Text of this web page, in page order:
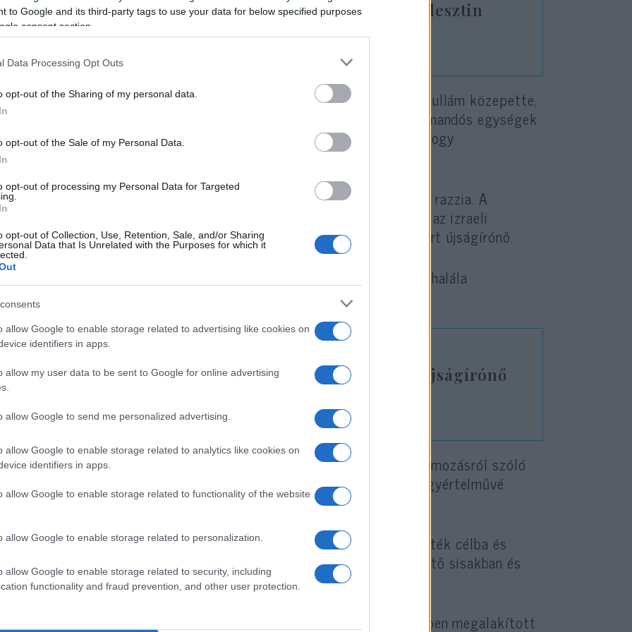
to Google and its third-party tags to use your data for below specified purposes
consent section.
Data Processing Opt Outs
opt-out of the Sharing of my personal data.
opt-out of the Sale of my Personal Data.
opt-out of processing my Personal Data for Targeted
opt-out of Collection, Use, Retention, Sale, and/or Sharing
Data that Is Unrelated with the Purposes for which it
allow Google to enable storage related to advertising like cookies on
identifiers in apps.
allow my user data to be sent to Google for online advertising
allow Google to send me personalized advertising.
allow Google to enable storage related to analytics like cookies on
identifiers in apps.
allow Google to enable storage related to functionality of the website
allow Google to enable storage related to personalization.
allow Google to enable storage related to security, including
functionality and fraud prevention, and other user protection.
Valószínüleg izraeli golyó okozta a palesztin
Aklát tavaly májusban lőtték agyon a márciusban kezdődött terrorhullám közepette,
számos izraeli várost és települést ért támadás. Katonai kommandós egységek
be Ciszjordánia északi részén, Dzsenínben a menekülttáborba, hogy
terrortevékenységgel gyanúsított palesztinokat.
palesztinokat nem találták meg, s a vártnál tovább tartott a razzia. A
elhagyásakor tűzharc tört ki palesztin fegyveresekkel, s az izraeli
szerint ezek során a került kereszttűzbe az arab világban ismert újságírónő.
az FBI úgy
, hogy saját vizsgálatot indít Abu Akla halála
megállapítására.
Ganz szerint „nagy hiba” a palesztin újságírónő
Lapid miniszterelnök és Beni Ganz védelmi miniszter az amerikai nyomozásról szóló
közzététele után kemény üzeneteket fogalmazott meg, és egyértelművé
hogy nem fognak együttműködni az amerikai hatóságokkal.
Dzsazíra azzal vádolja az izraeli hadsereget, hogy szándékosan vették célba és
le az izraeli katonai razziáról tudósító riportert, aki jól felismerhető sisakban és
feliratú golyóálló mellényben volt.
és emberiesség elleni bűncselekmények kivizsgálására 2002-ben megalakított